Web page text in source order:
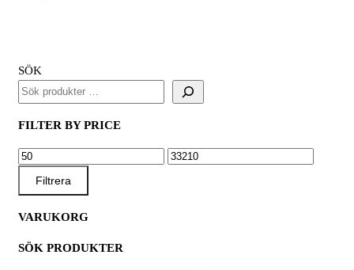
SÖK
FILTER BY PRICE
MIN
PRIS
MAX
Filtrera
VARUKORG
SÖK PRODUKTER